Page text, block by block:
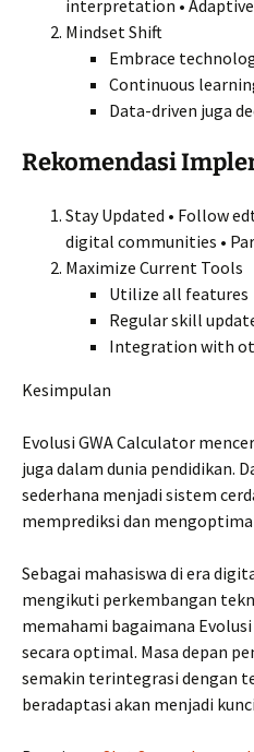
interpretation •
Mindset Shift
Embrace
Continuous
Data-driven juga
Rekomendasi
Stay Updated • Follow
digital communities •
Maximize Current Tools
Utilize all features
Regular skill
Integration with
Kesimpulan
Evolusi GWA Calculator
juga dalam dunia pendidikan.
sederhana menjadi sistem
memprediksi dan
Sebagai mahasiswa di era
mengikuti perkembangan
memahami bagaimana
secara optimal. Masa depan
semakin terintegrasi dengan
beradaptasi akan menjadi